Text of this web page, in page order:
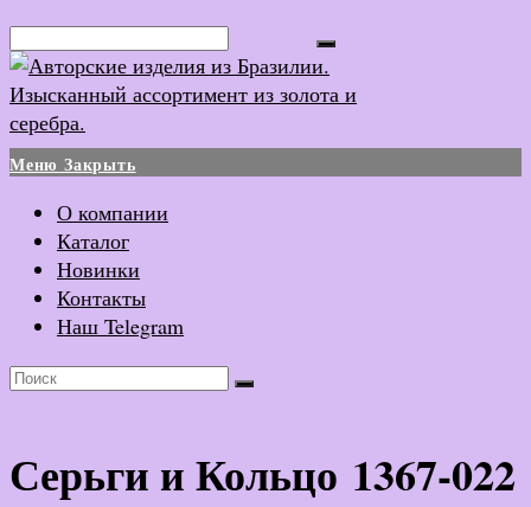
Перейти
к
содержимому
Меню Закрыть
О компании
Каталог
Новинки
Контакты
Наш Telegram
Серьги и Кольцо 1367-022